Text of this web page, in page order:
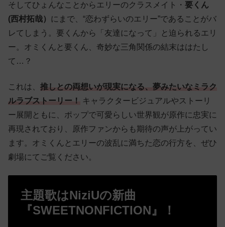
そしてひょんなことからエリーのクラスメイト・ 要くん
(西村拓哉） にまで、“恋わずらいのエリー”であることがバ
レてしまう。要くんから「友達になって」と迫られるエリ
ー。オミくんと要くん、奇妙な三角関係の結末ははたし
て…？
これは、 推しとの両想いが現実になる、夢みたいなミラク
ルラブストーリー！
キャラクタービジュアルやストーリ
ー展開ともに、ポップで可愛らしい世界観が原作に忠実に
再現されており、原作ファンからも期待の声が上がってい
ます。オミくんとエリーの波乱に満ちた恋の行方を、ぜひ
劇場にてご覧ください。
主題歌はNiziUの新曲
『SWEETNONFICTION』！